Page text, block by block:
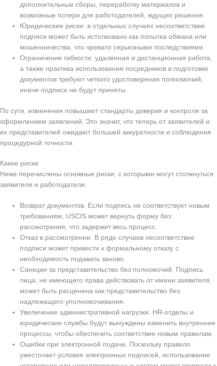
дополнительные сборы, переработку материалов и
возможные потери для работодателей, ждущих решения.
Юридические риски: в отдельных случаях несоответствие
подписи может быть истолковано как попытка обмана или
мошенничества, что чревато серьезными последствиями.
Ограничение гибкости: удаленная и дистанционная работа,
а также практика использования посредников в подготовке
документов требуют четкого удостоверения полномочий,
иначе подписи не будут приняты.
По сути, изменения повышают стандарты доверия и контроля за
оформлением заявлений. Это значит, что теперь от заявителей и
их представителей ожидают большей аккуратности и соблюдения
процедурной точности.
Какие риски
Ниже перечислены основные риски, с которыми могут столкнуться
заявители и работодатели:
Возврат документов. Если подпись не соответствует новым
требованиям, USCIS может вернуть форму без
рассмотрения, что задержит весь процесс.
Отказ в рассмотрении. В ряде случаев несоответствие
подписи может привести к формальному отказу с
необходимость подавать заново.
Санкции за представительство без полномочий. Подпись
лица, не имеющего права действовать от имени заявителя,
может быть расценена как представительство без
надлежащего уполномочивания.
Увеличение административной нагрузки. HR-отделы и
юридические службы будут вынуждены изменить внутренние
процессы, чтобы обеспечить соответствие новым правилам.
Ошибки при электронной подаче. Поскольку правило
ужесточает условия электронных подписей, использование